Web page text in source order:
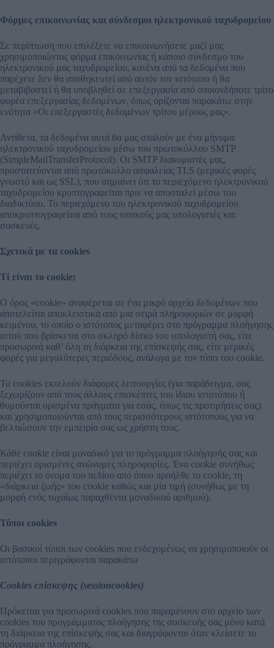
Φόρμες επικοινωνίας και σύνδεσμοι ηλεκτρονικού ταχυδρομείου
Σε περίπτωση που επιλέξετε να επικοινωνήσετε μαζί μας
χρησιμοποιώντας φόρμα επικοινωνίας ή κάποιο σύνδεσμο του
ηλεκτρονικού μας ταχυδρομείου, κανένα από τα δεδομένα που
παρέχετε δεν θα αποθηκευτεί από αυτόν τον ιστότοπο ή θα
μεταβιβαστεί ή θα υποβληθεί σε επεξεργασία από οποιονδήποτε τρίτο
φορέα επεξεργασίας δεδομένων, όπως ορίζονται παρακάτω στην
ενότητα «Οι επεξεργαστές δεδομένων τρίτου μέρους μας».
Αντίθετα, τα δεδομένα αυτά θα μας σταλούν με ένα μήνυμα
ηλεκτρονικού ταχυδρομείου μέσω του πρωτοκόλλου SMTP
(SimpleMailTransferProtocol). Οι SMTP διακομιστές μας,
προστατεύονται από πρωτόκολλο ασφαλείας TLS (μερικές φορές
γνωστό και ως SSL), που σημαίνει ότι το περιεχόμενο ηλεκτρονικού
ταχυδρομείου κρυπτογραφείται πριν να αποσταλεί μέσω του
διαδικτύου. Το περιεχόμενο του ηλεκτρονικού ταχυδρομείου
αποκρυπτογραφείται από τους τοπικούς μας υπολογιστές και
συσκευές.
Σχετικά με τα cookies
Τί είναι το cookie;
Ο όρος «cookie» αναφέρεται σε ένα μικρό αρχείο δεδομένων που
αποτελείται αποκλειστικά από μια σειρά πληροφοριών σε μορφή
κειμένου, το οποίο ο ιστότοπος μεταφέρει στο πρόγραμμα πλοήγησης
ιστού που βρίσκεται στο σκληρό δίσκο του υπολογιστή σας, είτε
προσωρινά καθ’ όλη τη διάρκεια της επίσκεψής σας, είτε μερικές
φορές για μεγαλύτερες περιόδους, ανάλογα με τον τύπο του cookie.
Τα cookies εκτελούν διάφορες λειτουργίες (για παράδειγμα, σας
ξεχωρίζουν από τους άλλους επισκέπτες του ίδιου ιστοτόπου ή
θυμούνται ορισμένα πράγματα για εσάς, όπως τις προτιμήσεις σας)
και χρησιμοποιούνται από τους περισσότερους ιστότοπους για να
βελτιώσουν την εμπειρία σας ως χρήστη τους.
Κάθε cookie είναι μοναδικό για το πρόγραμμα πλοήγησής σας και
περιέχει ορισμένες ανώνυμες πληροφορίες. Ένα cookie συνήθως
περιέχει το όνομα του πεδίου από όπου προήλθε το cookie, τη
«διάρκεια ζωής» του cookie καθώς και μία τιμή (συνήθως με τη
μορφή ενός τυχαίως παραχθέντα μοναδικού αριθμού).
Τύποι cookies
Οι βασικοί τύποι των cookies που ενδεχομένως να χρησιμοποιούν οι
ιστότοποι περιγράφονται παρακάτω
Cookies επίσκεψης (sessioncookies)
Πρόκειται για προσωρινά cookies που παραμένουν στο αρχείο των
cookies του προγράμματος πλοήγησης της συσκευής σας μόνο κατά
τη διάρκεια της επίσκεψής σας και διαγράφονται όταν κλείσετε το
πρόγραμμα πλοήγησης.